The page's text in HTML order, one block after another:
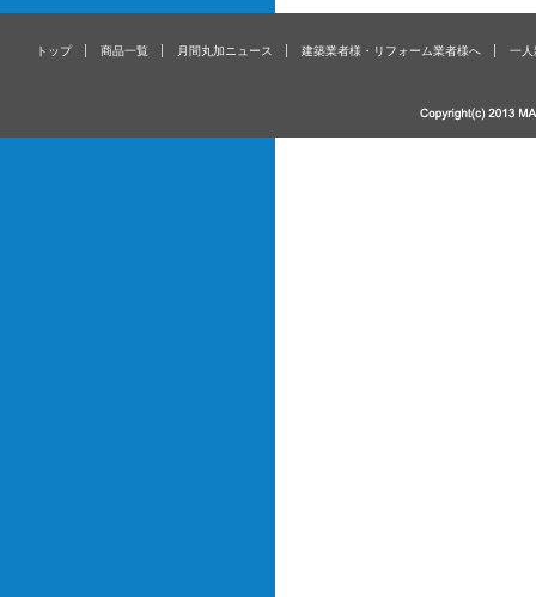
トップ 商品一覧 月間丸加ニュース 建築業者様・リフォーム業者様へ 一